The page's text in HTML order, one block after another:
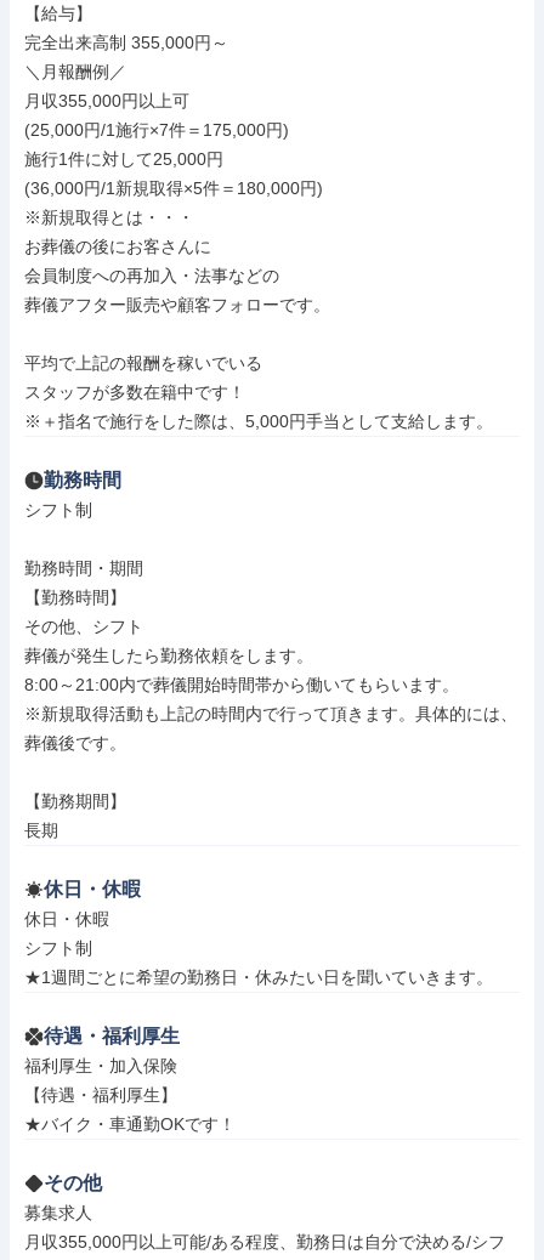
【給与】
完全出来高制 355,000円～
＼月報酬例／
月収355,000円以上可
(25,000円/1施行×7件＝175,000円)
施行1件に対して25,000円
(36,000円/1新規取得×5件＝180,000円)
※新規取得とは・・・
お葬儀の後にお客さんに
会員制度への再加入・法事などの
葬儀アフター販売や顧客フォローです。
平均で上記の報酬を稼いでいる
スタッフが多数在籍中です！
※＋指名で施行をした際は、5,000円手当として支給します。
勤務時間
シフト制
勤務時間・期間
【勤務時間】
その他、シフト
葬儀が発生したら勤務依頼をします。
8:00～21:00内で葬儀開始時間帯から働いてもらいます。
※新規取得活動も上記の時間内で行って頂きます。具体的には、
葬儀後です。
【勤務期間】
長期
休日・休暇
休日・休暇
シフト制
★1週間ごとに希望の勤務日・休みたい日を聞いていきます。
待遇・福利厚生
福利厚生・加入保険
【待遇・福利厚生】
★バイク・車通勤OKです！
その他
募集求人
月収355,000円以上可能/ある程度、勤務日は自分で決める/シフ